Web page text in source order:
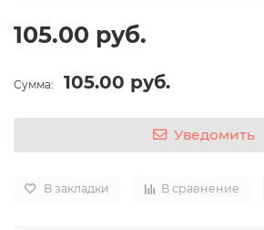
105.00 руб.
Сумма: 105.00 руб.
Уведомить
В закладки В сравнение